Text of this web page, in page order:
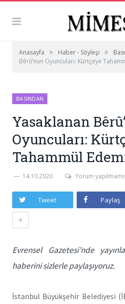
Anasayfa » Haber - Söyleşi »
Bêrû’nun Oyuncuları: Kürtçeye
BASINDAN
Yasaklanan
Oyuncuları:
Tahammül
14.10.2020 Yorum
Tweet Paylaş
+
Evrensel Gazetesi’nde
haberini sizlerle paylaşıyoruz.
İstanbul Büyükşehir Belediyesi